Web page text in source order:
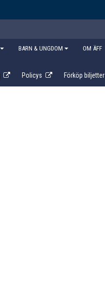
BARN & UNGDOM OM ÄFF
Policys Förköp biljetter